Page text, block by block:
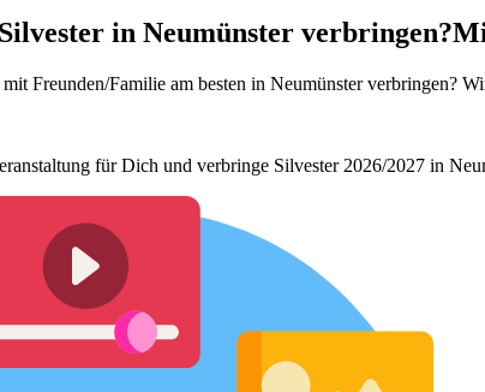
Silvester in Neumünster verbringen?
mit Freunden/Familie am besten in Neumünster verbringen?
für Dich und verbringe Silvester 2026/2027 in